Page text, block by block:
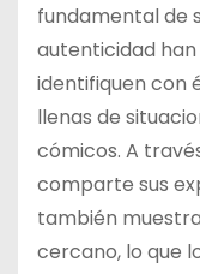
fundamental de
autenticidad han
identifiquen con
llenas de
cómicos. A
comparte sus
también
cercano, lo que